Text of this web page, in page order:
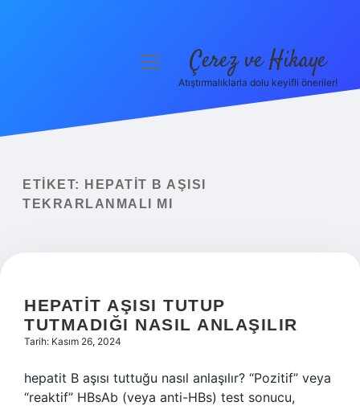
Yasal Uyarı
menüyü Çerez ve Hikaye
Atıştırmalıklarla dolu keyifli öneriler!
ETIKET:
HEPATIT B AŞISI
TEKRARLANMALI MI
HEPATIT AŞISI TUTUP
TUTMADIĞI NASIL ANLAŞILIR
Tarih: Kasım 26, 2024
hepatit B aşısı tuttuğu nasıl anlaşılır? “Pozitif” veya
“reaktif” HBsAb (veya anti-HBs) test sonucu,